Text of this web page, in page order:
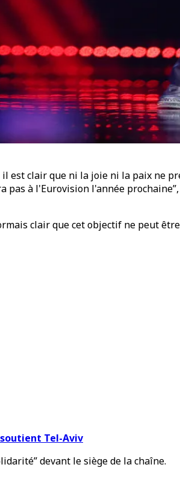
est clair que ni la joie ni la paix ne
à l'Eurovision l'année
clair que cet objectif ne peut
Tel-Aviv
devant le siège de la chaîne.